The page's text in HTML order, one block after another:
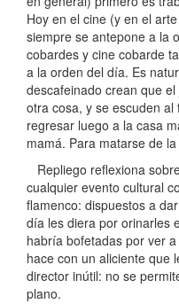
Hoy en el cine (y en el
siempre se antepone a la
cobardes y cine cobarde
a la orden del día. Es
descafeinado crean que
otra cosa, y se escuden
regresar luego a la casa
mamá. Para matarse de
Repliego reflexiona
cualquier evento cultural
flamenco: dispuestos a
día les diera por orinarles
habría bofetadas por ver
hace con un aliciente que
director inútil: no se
plano.